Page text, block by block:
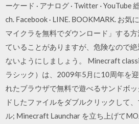
ーケード · アナログ · Twitter · YouTube
ch. Facebook · LINE. BOOKMARK. お気
マイクラを無料でダウンロード」する
ていることがありますが、危険なので絶
ないようにしましょう。 Minecraft
ラシック）は、2009年5月に10周年を
れたブラウザで無料で遊べるサンドボ
ドしたファイルをダブルクリックして
ル; Minecraft Launchar を立ち上げて